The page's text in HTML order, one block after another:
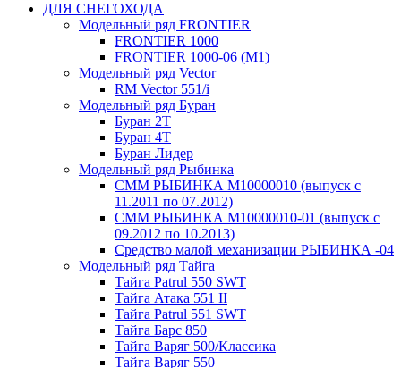
ДЛЯ СНЕГОХОДА
Модельный ряд FRONTIER
FRONTIER 1000
FRONTIER 1000-06 (М1)
Модельный ряд Vector
RM Vector 551/i
Модельный ряд Буран
Буран 2Т
Буран 4Т
Буран Лидер
Модельный ряд Рыбинка
СММ РЫБИНКА M10000010 (выпуск с
11.2011 по 07.2012)
СММ РЫБИНКА M10000010-01 (выпуск с
09.2012 по 10.2013)
Средство малой механизации РЫБИНКА -04
Модельный ряд Тайга
Тайга Patrul 550 SWT
Тайга Атака 551 II
Тайга Patrul 551 SWT
Тайга Барс 850
Тайга Варяг 500/Классика
Тайга Варяг 550